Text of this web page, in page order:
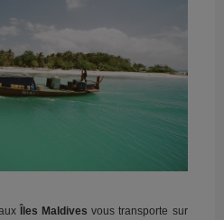
Îles Maldives vous transporte sur